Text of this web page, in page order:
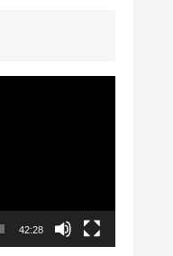
42:28